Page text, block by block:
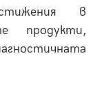
в
продукти,